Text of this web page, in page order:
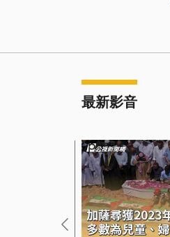
最新影音